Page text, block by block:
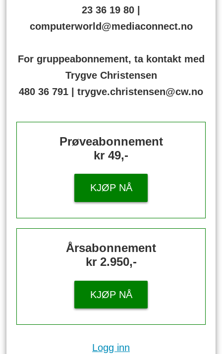
23 36 19 80 |
computerworld@mediaconnect.no
For gruppeabonnement, ta kontakt med
Trygve Christensen
480 36 791 | trygve.christensen@cw.no
Prøveabonnement
kr 49,-
KJØP NÅ
Årsabonnement
kr 2.950,-
KJØP NÅ
Logg inn